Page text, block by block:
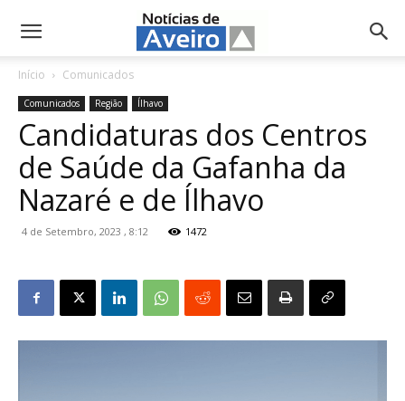
NotíciasdeAveiro.pt
Início Comunicados
Comunicados Região Ílhavo
Candidaturas dos Centros
de Saúde da Gafanha da
Nazaré e de Ílhavo
4 de Setembro, 2023 , 8:12 1472